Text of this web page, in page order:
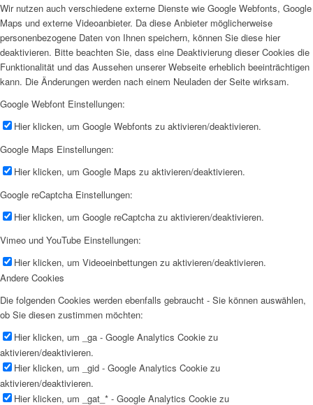
Wir nutzen auch verschiedene externe Dienste wie Google Webfonts, Google
Maps und externe Videoanbieter. Da diese Anbieter möglicherweise
personenbezogene Daten von Ihnen speichern, können Sie diese hier
deaktivieren. Bitte beachten Sie, dass eine Deaktivierung dieser Cookies die
Funktionalität und das Aussehen unserer Webseite erheblich beeinträchtigen
kann. Die Änderungen werden nach einem Neuladen der Seite wirksam.
Google Webfont Einstellungen:
Hier klicken, um Google Webfonts zu aktivieren/deaktivieren.
Google Maps Einstellungen:
Hier klicken, um Google Maps zu aktivieren/deaktivieren.
Google reCaptcha Einstellungen:
Hier klicken, um Google reCaptcha zu aktivieren/deaktivieren.
Vimeo und YouTube Einstellungen:
Hier klicken, um Videoeinbettungen zu aktivieren/deaktivieren.
Andere Cookies
Die folgenden Cookies werden ebenfalls gebraucht - Sie können auswählen,
ob Sie diesen zustimmen möchten:
Hier klicken, um _ga - Google Analytics Cookie zu
aktivieren/deaktivieren.
Hier klicken, um _gid - Google Analytics Cookie zu
aktivieren/deaktivieren.
Hier klicken, um _gat_* - Google Analytics Cookie zu